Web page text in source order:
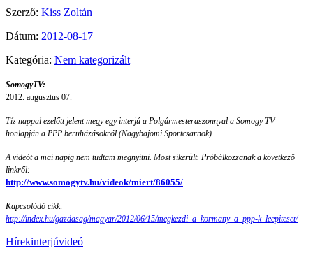
Szerző: Kiss Zoltán
Dátum: 2012-08-17
Kategória: Nem kategorizált
SomogyTV:
2012. augusztus 07.
Tíz nappal ezelőtt jelent megy egy interjú a Polgármesteraszonnyal a Somogy TV
honlapján a PPP beruházásokról (Nagybajomi Sportcsarnok).
A videót a mai napig nem tudtam megnyitni. Most sikerült. Próbálkozzanak a következő
linkről:
http://www.somogytv.hu/videok/miert/86055/
Kapcsolódó cikk:
http://index.hu/gazdasag/magyar/2012/06/15/megkezdi_a_kormany_a_ppp-k_leepiteset/
Hírekinterjúvideó